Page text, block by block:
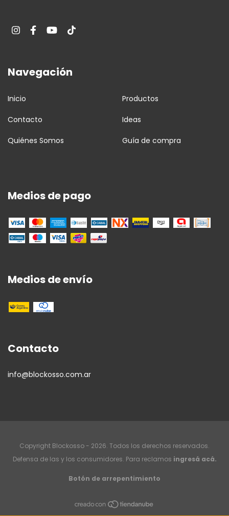
Navegación
Inicio Productos
Contacto Ideas
Quiénes Somos Guía de compra
Medios de pago
Medios de envío
Contacto
info@blockosso.com.ar
Copyright Blockosso - 2026. Todos los derechos reservados.
Defensa de las y los consumidores. Para reclamos ingresá acá.
Botón de arrepentimiento